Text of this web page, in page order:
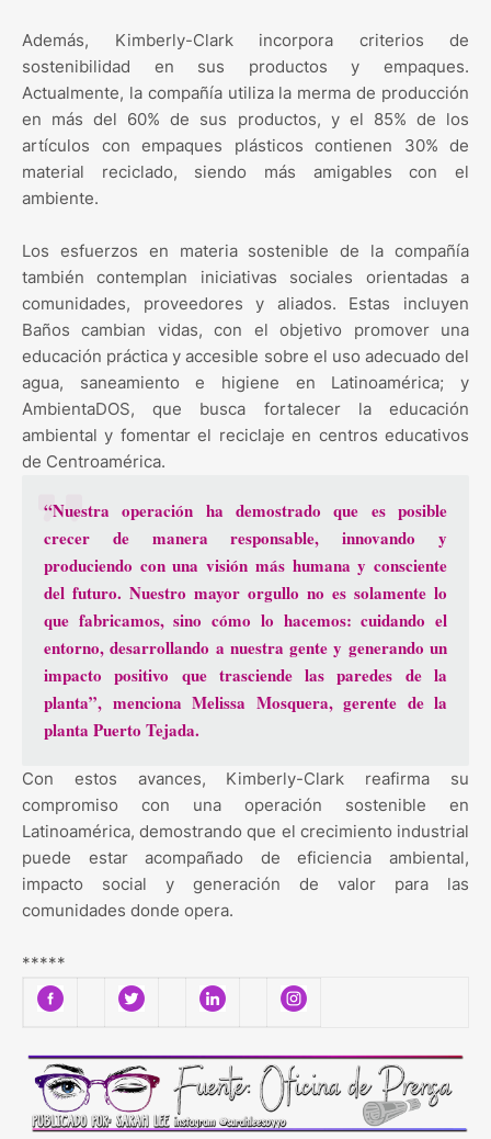
Además, Kimberly-Clark incorpora criterios de
sostenibilidad en sus productos y empaques.
Actualmente, la compañía utiliza la merma de producción
en más del 60% de sus productos, y el 85% de los
artículos con empaques plásticos contienen 30% de
material reciclado, siendo más amigables con el
ambiente.
Los esfuerzos en materia sostenible de la compañía
también contemplan iniciativas sociales orientadas a
comunidades, proveedores y aliados. Estas incluyen
Baños cambian vidas, con el objetivo promover una
educación práctica y accesible sobre el uso adecuado del
agua, saneamiento e higiene en Latinoamérica; y
AmbientaDOS, que busca fortalecer la educación
ambiental y fomentar el reciclaje en centros educativos
de Centroamérica.
“Nuestra operación ha demostrado que es posible
crecer de manera responsable, innovando y
produciendo con una visión más humana y consciente
del futuro. Nuestro mayor orgullo no es solamente lo
que fabricamos, sino cómo lo hacemos: cuidando el
entorno, desarrollando a nuestra gente y generando un
impacto positivo que trasciende las paredes de la
planta”, menciona Melissa Mosquera, gerente de la
planta Puerto Tejada.
Con estos avances, Kimberly-Clark reafirma su
compromiso con una operación sostenible en
Latinoamérica, demostrando que el crecimiento industrial
puede estar acompañado de eficiencia ambiental,
impacto social y generación de valor para las
comunidades donde opera.
*****